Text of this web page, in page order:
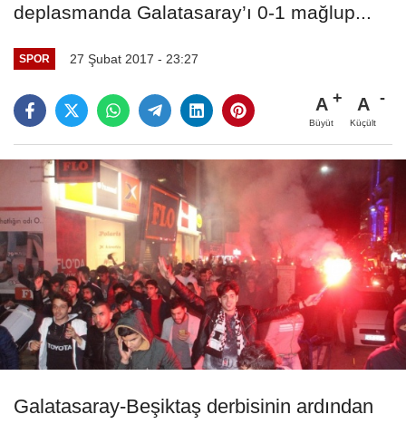
deplasmanda Galatasaray’ı 0-1 mağlup...
SPOR 27 Şubat 2017 - 23:27
A
Büyüt
A
Küçült
Galatasaray-Beşiktaş derbisinin ardından